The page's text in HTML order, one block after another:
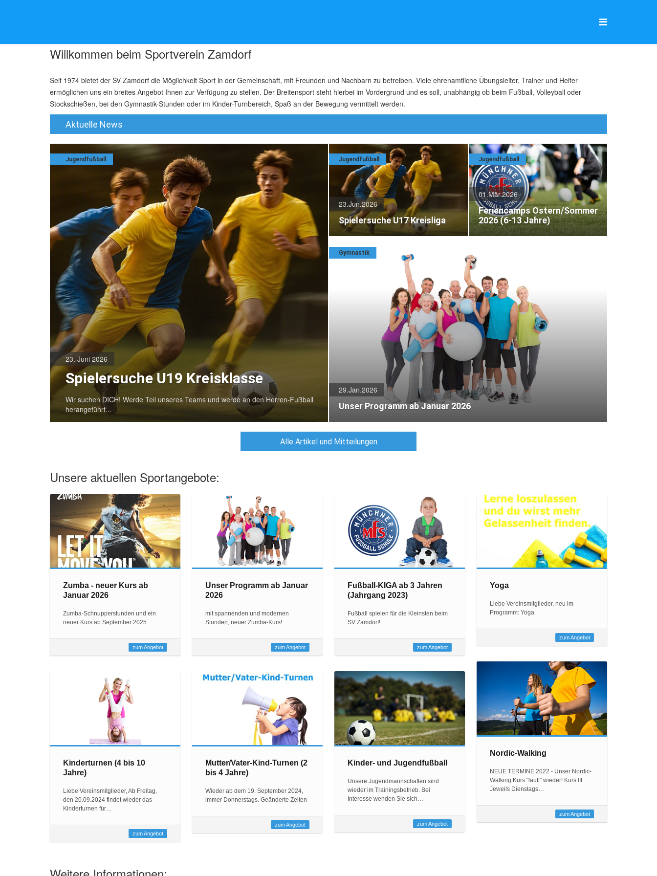
Willkommen beim Sportverein Zamdorf
Seit 1974 bietet der SV Zamdorf die Möglichkeit Sport in der Gemeinschaft, mit Freunden und Nachbarn zu betreiben. Viele ehrenamtliche Übungsleiter, Trainer und Helfer
ermöglichen uns ein breites Angebot Ihnen zur Verfügung zu stellen. Der Breitensport steht hierbei im Vordergrund und es soll, unabhängig ob beim Fußball, Volleyball oder
Stockschießen, bei den Gymnastik-Stunden oder im Kinder-Turnbereich, Spaß an der Bewegung vermittelt werden.
Aktuelle News
Spielersuche U19 Kreisklasse
Wir suchen DICH! Werde Teil unseres Teams und werde an den Herren-Fußball
herangeführt...
23. Juni 2026
Jugendfußball
Spielersuche U17 Kreisliga
23.Jun.2026
Jugendfußball
Feriencamps Ostern/Sommer
2026 (6-13 Jahre)
01.Mär.2026
Jugendfußball
Unser Programm ab Januar 2026
29.Jan.2026
Gymnastik
Alle Artikel und Mitteilungen
Unsere aktuellen Sportangebote:
Zumba - neuer Kurs ab
Januar 2026
Zumba-Schnupperstunden und ein
neuer Kurs ab September 2025
zum Angebot
Kinderturnen (4 bis 10
Jahre)
Liebe Vereinsmitglieder, Ab Freitag,
den 20.09.2024 findet wieder das
Kinderturnen für…
zum Angebot
Unser Programm ab Januar
2026
mit spannenden und modernen
Stunden, neuer Zumba-Kurs!
zum Angebot
Mutter/Vater-Kind-Turnen (2
bis 4 Jahre)
Wieder ab dem 19. September 2024,
immer Donnerstags. Geänderte Zeiten
zum Angebot
Fußball-KIGA ab 3 Jahren
(Jahrgang 2023)
Fußball spielen für die Kleinsten beim
SV Zamdorf!
zum Angebot
Kinder- und Jugendfußball
Unsere Jugendmannschaften sind
wieder im Trainingsbetrieb. Bei
Interesse wenden Sie sich…
zum Angebot
Yoga
Liebe Vereinsmitglieder, neu im
Programm: Yoga
zum Angebot
Nordic-Walking
NEUE TERMINE 2022 - Unser Nordic-
Walking Kurs "läuft" wieder! Kurs III:
Jeweils Dienstags…
zum Angebot